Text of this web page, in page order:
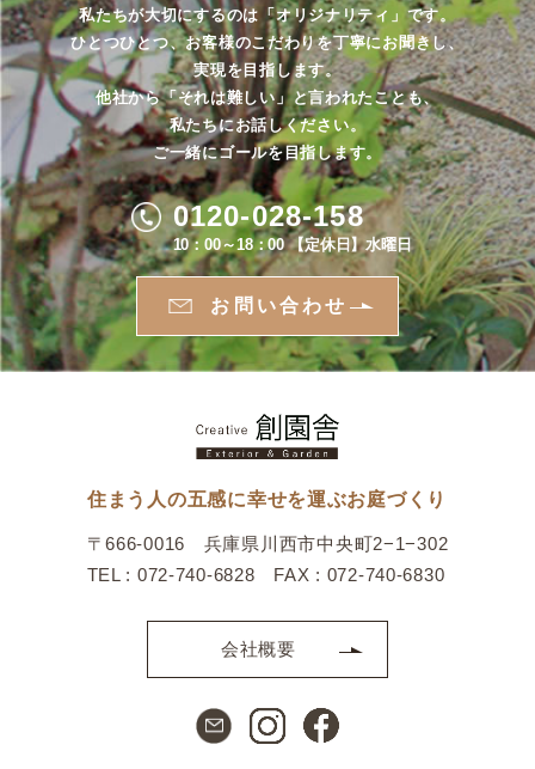
私たちが大切にするのは「オリジナリティ」です。
ひとつひとつ、お客様のこだわりを丁寧にお聞きし、
実現を目指します。
他社から「それは難しい」と言われたことも、
私たちにお話しください。
ご一緒にゴールを目指します。
0120-028-158
10：00～18：00 【定休日】水曜日
お問い合わせ
住まう人の五感に幸せを運ぶお庭づくり
〒666-0016 兵庫県川西市中央町2−1−302
TEL : 072-740-6828 FAX : 072-740-6830
会社概要